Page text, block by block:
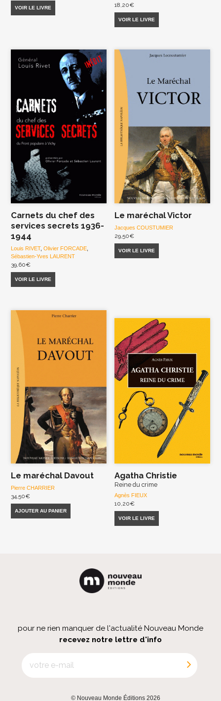
VOIR LE LIVRE 18,20€
VOIR LE LIVRE
Carnets du chef des
services secrets 1936-
1944
Louis RIVET,Olivier FORCADE,
Sébastien-Yves LAURENT
39,60€
VOIR LE LIVRE
Le maréchal Victor
Jacques COUSTUMIER
29,50€
VOIR LE LIVRE
Le maréchal Davout
Pierre CHARRIER
34,50€
AJOUTER AU PANIER
Agatha Christie
Reine du crime
Agnès FIEUX
10,20€
VOIR LE LIVRE
pour ne rien manquer de l'actualité Nouveau Monde
recevez notre lettre d'info
© Nouveau Monde Éditions 2026